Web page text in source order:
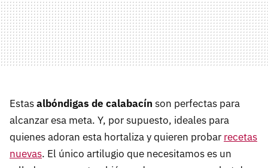
Estasalbóndigas de calabacín son perfectas para
alcanzar esa meta. Y, por supuesto, ideales para
quienes adoran esta hortaliza y quieren probar recetas
nuevas. El único artilugio que necesitamos es un